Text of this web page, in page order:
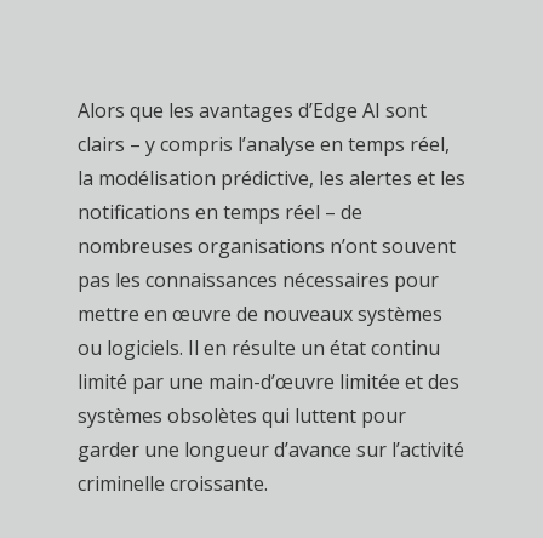
Alors que les avantages d’Edge AI sont
clairs – y compris l’analyse en temps réel,
la modélisation prédictive, les alertes et les
notifications en temps réel – de
nombreuses organisations n’ont souvent
pas les connaissances nécessaires pour
mettre en œuvre de nouveaux systèmes
ou logiciels. Il en résulte un état continu
limité par une main-d’œuvre limitée et des
systèmes obsolètes qui luttent pour
garder une longueur d’avance sur l’activité
criminelle croissante.